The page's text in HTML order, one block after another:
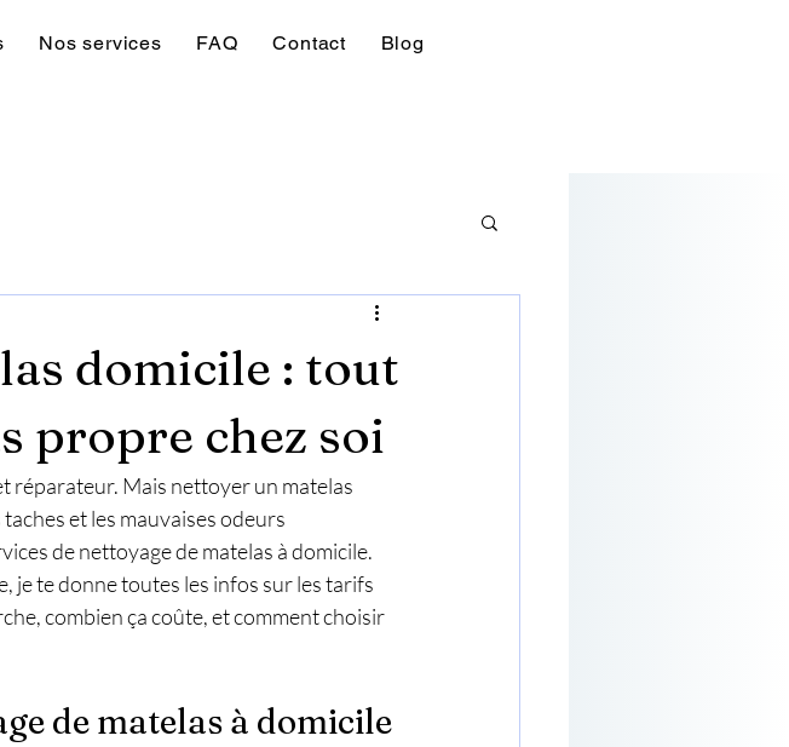
Nos services FAQ Contact Blog
domicile : tout
propre chez soi
réparateur. Mais nettoyer un matelas
et les mauvaises odeurs
de nettoyage de matelas à domicile.
je te donne toutes les infos sur les tarifs
combien ça coûte, et comment choisir
de matelas à domicile